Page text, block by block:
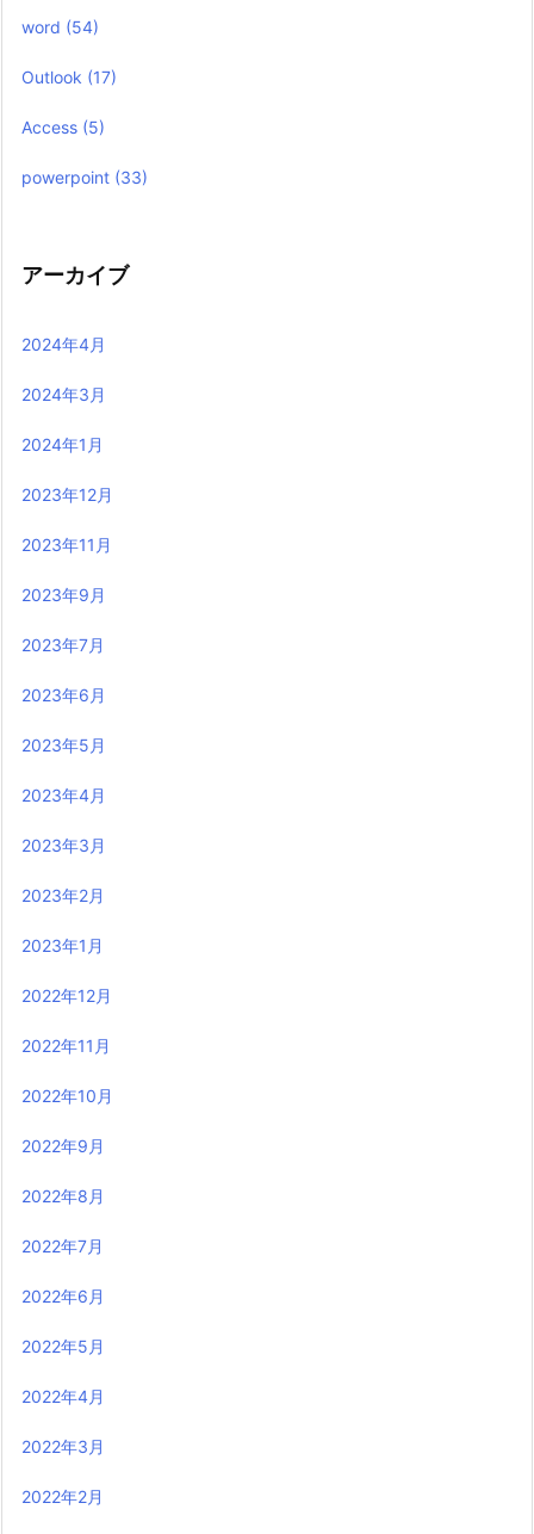
word (54)
Outlook (17)
Access (5)
powerpoint (33)
アーカイブ
2024年4月
2024年3月
2024年1月
2023年12月
2023年11月
2023年9月
2023年7月
2023年6月
2023年5月
2023年4月
2023年3月
2023年2月
2023年1月
2022年12月
2022年11月
2022年10月
2022年9月
2022年8月
2022年7月
2022年6月
2022年5月
2022年4月
2022年3月
2022年2月